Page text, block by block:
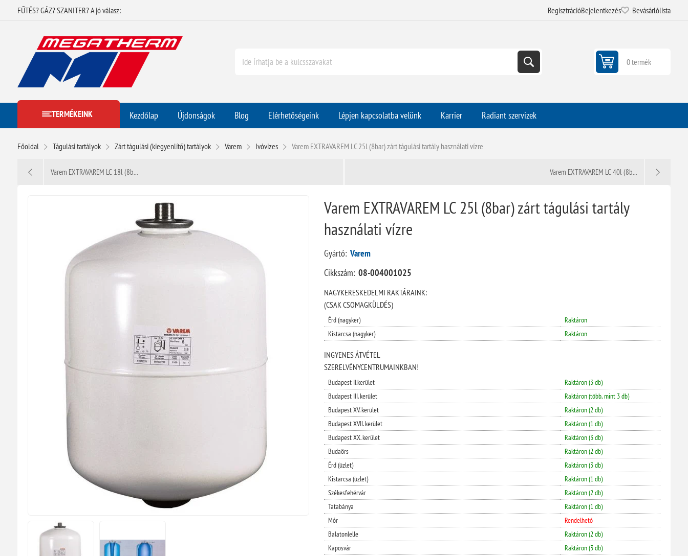
FŰTÉS? GÁZ? SZANITER? A jó válasz: RegisztrációBejelentkezés Bevásárlólista
0 termék
TERMÉKEINK Kezdőlap Újdonságok Blog Elérhetőségeink Lépjen kapcsolatba velünk Karrier Radiant szervizek
Főoldal Tágulási tartályok Zárt tágulási (kiegyenlítő) tartályok Varem Ivóvizes Varem EXTRAVAREM LC 25l (8bar) zárt tágulási tartály használati vízre
Varem EXTRAVAREM LC 18l (8b... Varem EXTRAVAREM LC 40l (8b...
Varem EXTRAVAREM LC 25l (8bar) zárt tágulási tartály
használati vízre
Gyártó: Varem
Cikkszám: 08-004001025
NAGYKERESKEDELMI RAKTÁRAINK:
(CSAK CSOMAGKÜLDÉS)
Érd (nagyker)
Raktáron
Kistarcsa (nagyker)
Raktáron
INGYENES ÁTVÉTEL
SZERELVÉNYCENTRUMAINKBAN!
Budapest II.kerület
Raktáron (3 db)
Budapest III. kerület
Raktáron (több, mint 3 db)
Budapest XV. kerület
Raktáron (2 db)
Budapest XVII. kerület
Raktáron (1 db)
Budapest XX. kerület
Raktáron (3 db)
Budaörs
Raktáron (2 db)
Érd (üzlet)
Raktáron (3 db)
Kistarcsa (üzlet)
Raktáron (1 db)
Székesfehérvár
Raktáron (2 db)
Tatabánya
Raktáron (1 db)
Mór
Rendelhető
Balatonlelle
Raktáron (2 db)
Kaposvár
Raktáron (3 db)